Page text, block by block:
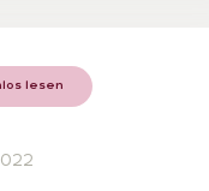
lesen